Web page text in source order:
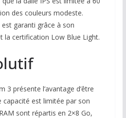
des couleurs modeste.
garanti grâce à son
la certification Low Blue Light.
3 présente l’avantage d’être
est limitée par son
sont répartis en 2×8 Go,